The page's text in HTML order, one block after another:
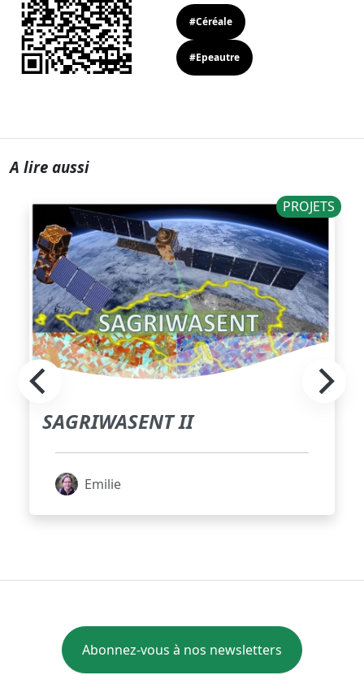
#Céréale
#Epeautre
A lire aussi
PROJETS
SAGRIWASENT II
Emilie
Abonnez-vous à nos newsletters